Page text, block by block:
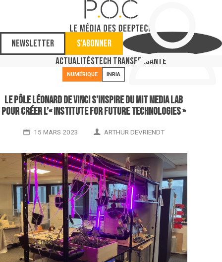
Newsletter
S'abonner
ActualitésTech TransferSanté
NUMÉRIQUE INRIA
Le pôle Léonard de Vinci s’inspire du MIT Media Lab
pour créer l’« Institute for future technologies »
15 MARS 2023 ARTHUR DEVRIENDT